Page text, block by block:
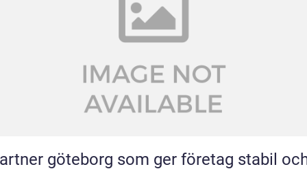
göteborg som ger företag stabil